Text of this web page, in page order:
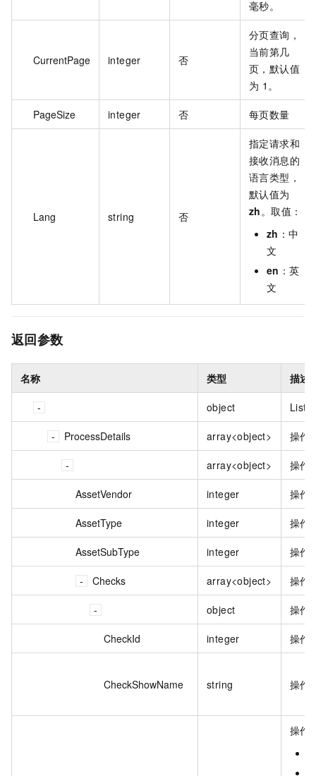
毫秒。
CurrentPage integer 否
分页查询，
当前第几
页，默认值
为 1。
PageSize integer 否 每页数量
Lang string 否
指定请求和
接收消息的
语言类型，
默认值为
zh 。取值：
zh ：中
文
en ：英
文
返回参数
名称 类型 描述
object
ProcessDetails array<object> 操作
array<object> 操作
AssetVendor integer 操作
AssetType integer 操作
AssetSubType integer 操作
Checks array<object> 操作
object 操作
CheckId integer 操作
CheckShowName string 操作
操作